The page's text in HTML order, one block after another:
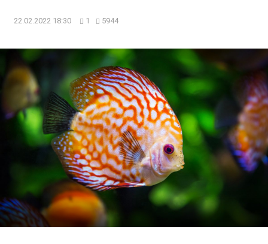
22.02.2022 18:30 1 5944